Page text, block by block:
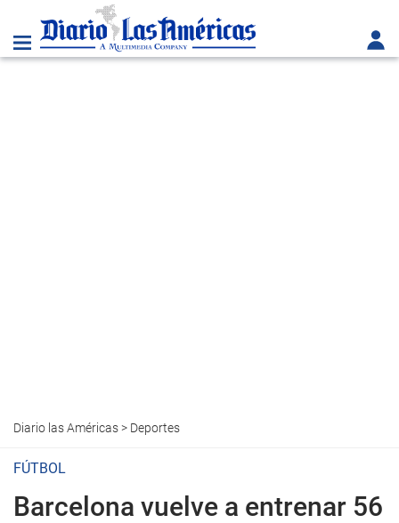
Diario las Américas> Deportes
FÚTBOL
Barcelona vuelve a entrenar 56